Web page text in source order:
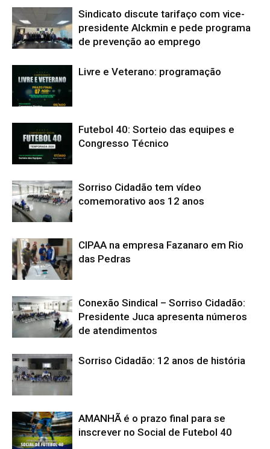
Sindicato discute tarifaço com vice-
presidente Alckmin e pede programa
de prevenção ao emprego
Livre e Veterano: programação
Futebol 40: Sorteio das equipes e
Congresso Técnico
Sorriso Cidadão tem vídeo
comemorativo aos 12 anos
CIPAA na empresa Fazanaro em Rio
das Pedras
Conexão Sindical – Sorriso Cidadão:
Presidente Juca apresenta números
de atendimentos
Sorriso Cidadão: 12 anos de história
AMANHÃ é o prazo final para se
inscrever no Social de Futebol 40